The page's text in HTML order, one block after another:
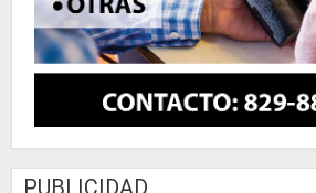
PUBLICIDAD